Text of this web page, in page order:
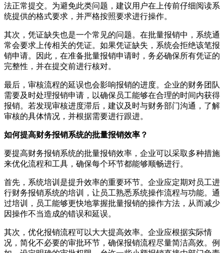
法正常提交。为避免此类问题，建议用户在上传前仔细阅读系
统提供的格式要求，并严格按照要求进行操作。
其次，凭证缺失也是一个常见的问题。在批量报销中，系统通
常会要求上传相关的凭证。如果凭证缺失，系统会拒绝该笔报
销申请。因此，在准备批量报销申请时，务必确保所有凭证的
完整性，并在提交前进行核对。
最后，审核流程的延误也会影响报销的进度。企业的财务团队
需要及时处理报销申请，以确保员工能够在合理的时间内获得
报销。若发现审核进度滞后，建议及时与财务部门沟通，了解
审核的具体情况，并根据需要进行跟进。
如何提高财务报销系统的批量报销效率？
要提高财务报销系统的批量报销效率，企业可以采取多种措施
来优化流程和工具，确保每个环节都能够顺畅进行。
首先，系统培训是提升效率的重要环节。企业应定期对员工进
行财务报销系统的培训，让员工熟悉系统操作流程与功能。通
过培训，员工能够更快地掌握批量报销的操作方法，从而减少
因操作不当造成的错误和延误。
其次，优化报销流程可以大大提高效率。企业应根据实际情
况，简化不必要的审批环节，确保报销流程尽量简洁高效。例